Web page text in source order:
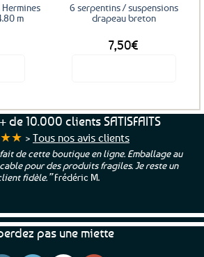
m
6 serpentins / suspensions
drapeau breton
7,50€
de 10.000 clients SATISFAITS
> Tous nos avis clients
de cette boutique en ligne. Emballage au
pour des produits fragiles. Je reste un
fidèle.”Frédéric M.
pas une miette